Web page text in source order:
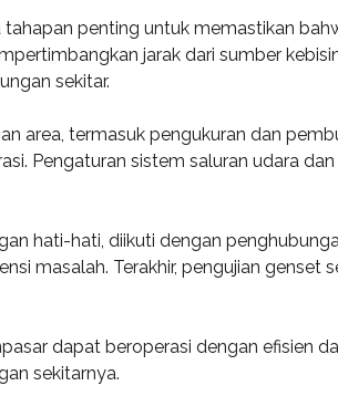
penting untuk memastikan
jarak dari sumber
sekitar.
area, termasuk pengukuran dan
Pengaturan sistem saluran udara
hati-hati, diikuti dengan
masalah. Terakhir, pengujian genset
dapat beroperasi dengan efisien
sekitarnya.